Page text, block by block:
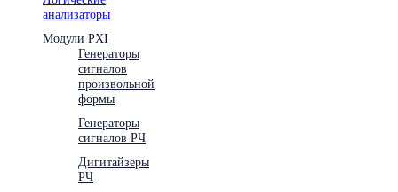
анализаторы
Модули PXI
Генераторы
сигналов
произвольной
формы
Генераторы
сигналов РЧ
Дигитайзеры
РЧ